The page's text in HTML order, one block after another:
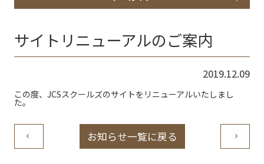
サイトリニューアルのご案内
2019.12.09
この度、JCSスクールズのサイトをリニューアルいたしまし
た。
お知らせ一覧に戻る